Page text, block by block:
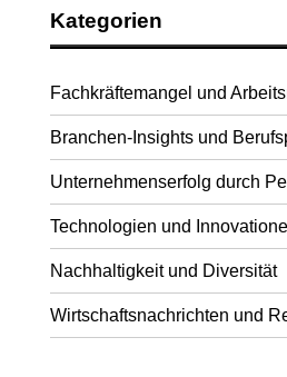
Kategorien
Fachkräftemangel und
Branchen-Insights und
Unternehmenserfolg durch
Technologien und
Nachhaltigkeit und Diversität
Wirtschaftsnachrichten und